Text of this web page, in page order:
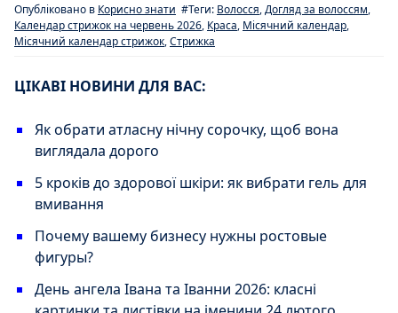
Опубліковано в Корисно знати #Теги: Волосся,Догляд за волоссям,
Календар стрижок на червень 2026, Краса, Місячний календар,
Місячний календар стрижок,Стрижка
ЦІКАВІ НОВИНИ ДЛЯ ВАС:
Як обрати атласну нічну сорочку, щоб вона
виглядала дорого
5 кроків до здорової шкіри: як вибрати гель для
вмивання
Почему вашему бизнесу нужны ростовые
фигуры?
День ангела Івана та Іванни 2026: класні